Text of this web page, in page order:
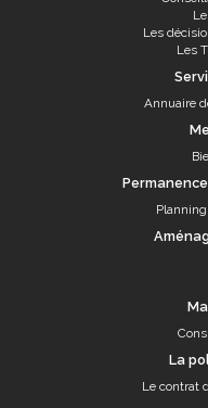
Les
Les
Annuaire
La
Le contrat